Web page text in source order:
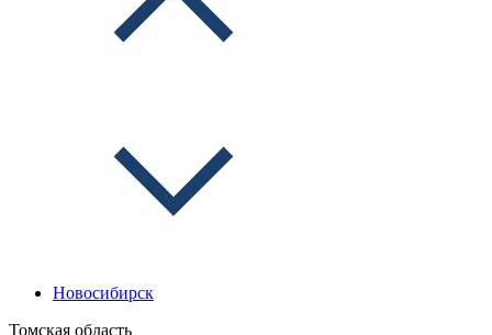
Новосибирск
Томская область